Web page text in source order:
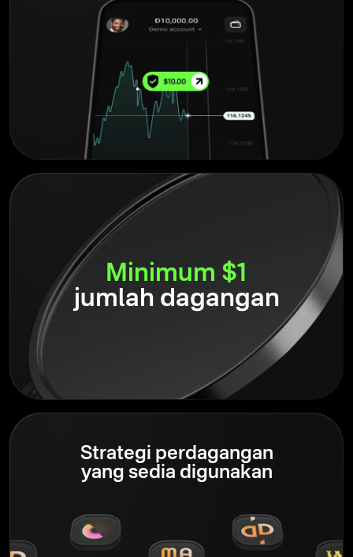
Minimum $1
jumlah dagangan
Strategi perdagangan
yang sedia digunakan